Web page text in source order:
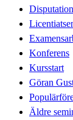
Disputation
Konferens
Kursstart
Göran
Äldre